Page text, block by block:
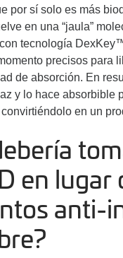
por sí solo es más
en una “jaula”
tecnología
precisos para
de absorción. En
y lo hace absorbible
en un
en lugar
anti-